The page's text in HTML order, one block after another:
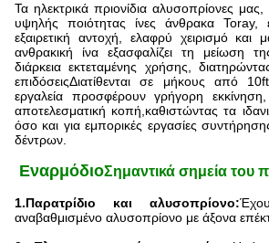
Τα ηλεκτρικά πριονίδια αλυσοπρίονες
υψηλής ποιότητας ίνες άνθρακα Toray,
εξαιρετική αντοχή, ελαφρύ χειρισμό και
ανθρακική ίνα εξασφαλίζει τη μείωση
διάρκεια εκτεταμένης χρήσης,
επιδόσειςΔιατίθενται σε μήκους από
εργαλεία προσφέρουν γρήγορη
αποτελεσματική κοπή,καθιστώντας τα
όσο και για εμπορικές εργασίες
δέντρων.
️ ΕναρμόδιοΣημαντικά σημεία του
1.Παρατρίδιο και αλυσοπρίονο:
αναβαθμισμένο αλυσοπρίονο με άξονα